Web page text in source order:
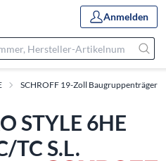
Anmelden
SCHROFF 19-Zoll Baugruppenträger
STYLE 6HE
TC S.L.